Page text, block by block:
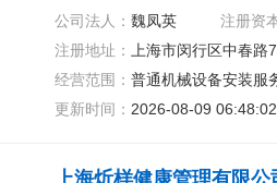
公司法人： 魏凤英 注册资
注册地址：
上海市闵行区中春
经营范围： 普通机械设备安装服
更新时间： 2026-08-09 06:48:02
上海炘样健康管理有限公